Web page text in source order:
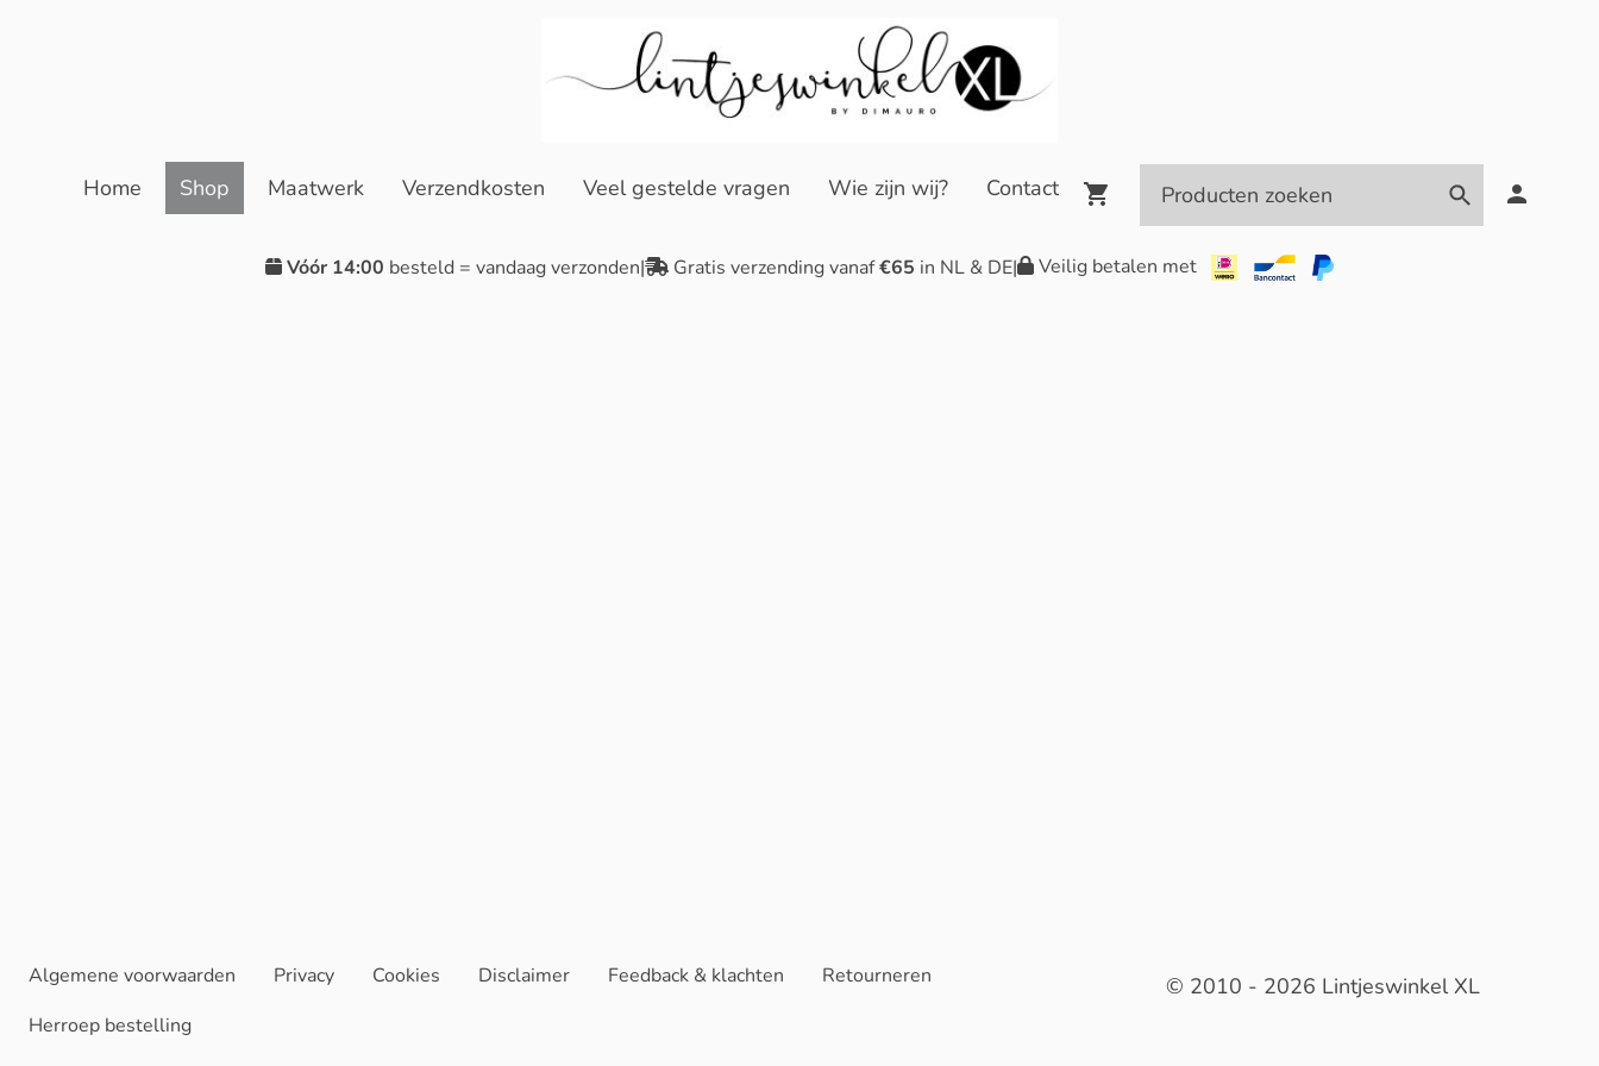
Home Shop Maatwerk Verzendkosten Veel gestelde vragen Wie zijn wij? Contact
Vóór 14:00 besteld = vandaag verzonden| Gratis verzending vanaf€65 in NL & DE| Veilig betalen met
Algemene voorwaarden Privacy Cookies Disclaimer Feedback & klachten
Retourneren
Herroep bestelling
© 2010 - 2026 Lintjeswinkel XL